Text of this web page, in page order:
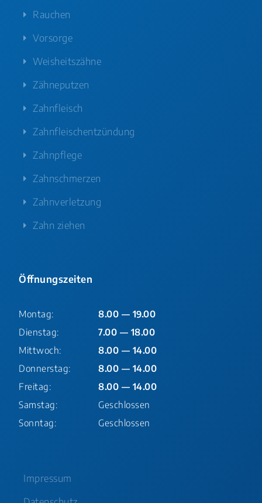
Rauchen
Vorsorge
Weisheitszähne
Zähneputzen
Zahnfleisch
Zahnfleischentzündung
Zahnpflege
Zahnschmerzen
Zahnverletzung
Zahn ziehen
Öffnungszeiten
Montag:
8.00 — 19.00
Dienstag:
7.00 — 18.00
Mittwoch:
8.00 — 14.00
Donnerstag:
8.00 — 14.00
Freitag:
8.00 — 14.00
Samstag:
Geschlossen
Sonntag:
Geschlossen
Impressum